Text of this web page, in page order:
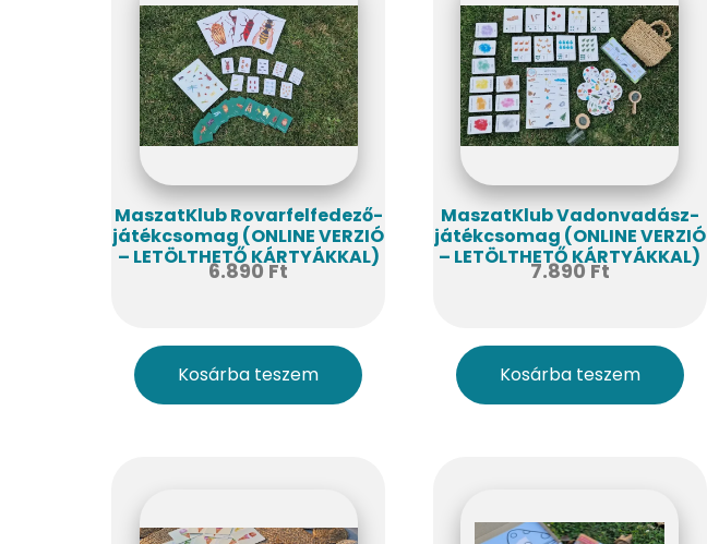
MaszatKlub Rovarfelfedező-
játékcsomag (ONLINE VERZIÓ
– LETÖLTHETŐ KÁRTYÁKKAL)
6.890Ft
Kosárba teszem
MaszatKlub Vadonvadász-
játékcsomag (ONLINE VERZIÓ
– LETÖLTHETŐ KÁRTYÁKKAL)
7.890Ft
Kosárba teszem